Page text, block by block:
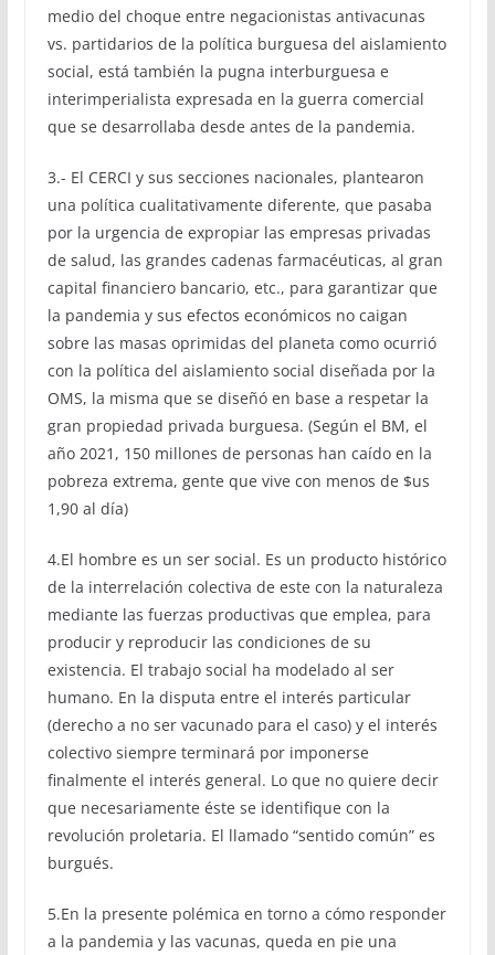
medio del choque entre negacionistas antivacunas
vs. partidarios de la política burguesa del aislamiento
social, está también la pugna interburguesa e
interimperialista expresada en la guerra comercial
que se desarrollaba desde antes de la pandemia.
3.- El CERCI y sus secciones nacionales, plantearon
una política cualitativamente diferente, que pasaba
por la urgencia de expropiar las empresas privadas
de salud, las grandes cadenas farmacéuticas, al gran
capital financiero bancario, etc., para garantizar que
la pandemia y sus efectos económicos no caigan
sobre las masas oprimidas del planeta como ocurrió
con la política del aislamiento social diseñada por la
OMS, la misma que se diseñó en base a respetar la
gran propiedad privada burguesa. (Según el BM, el
año 2021, 150 millones de personas han caído en la
pobreza extrema, gente que vive con menos de $us
1,90 al día)
4.El hombre es un ser social. Es un producto histórico
de la interrelación colectiva de este con la naturaleza
mediante las fuerzas productivas que emplea, para
producir y reproducir las condiciones de su
existencia. El trabajo social ha modelado al ser
humano. En la disputa entre el interés particular
(derecho a no ser vacunado para el caso) y el interés
colectivo siempre terminará por imponerse
finalmente el interés general. Lo que no quiere decir
que necesariamente éste se identifique con la
revolución proletaria. El llamado “sentido común” es
burgués.
5.En la presente polémica en torno a cómo responder
a la pandemia y las vacunas, queda en pie una